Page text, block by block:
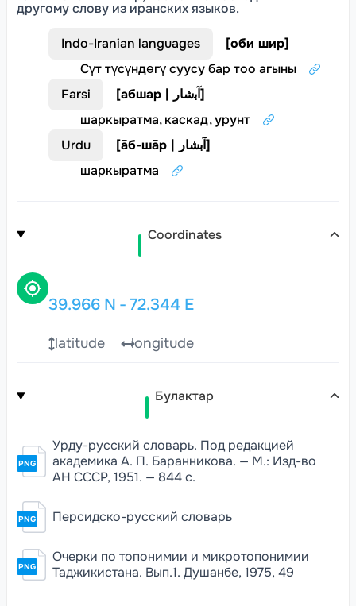
другому слову из иранских языков.
Indo-Iranian languages [оби шир]
Сүт түсүндөгү суусу бар тоо агыны
Farsi
[ абшар | آﺑﺷﺎر]
шаркыратма, каскад, урунт
Urdu
[ āб-шāр | آﺑﺷﺎر]
шаркыратма
Coordinates
39.966 N - 72.344 E
latitude longitude
Булактар
PNG
Урду-русский словарь. Под редакцией
академика А. П. Баранникова. — М.: Изд-во
АН СССР, 1951. — 844 с.
PNG Персидско-русский словарь
PNG
Очерки по топонимии и микротопонимии
Таджикистана. Вып.1. Душанбе, 1975, 49